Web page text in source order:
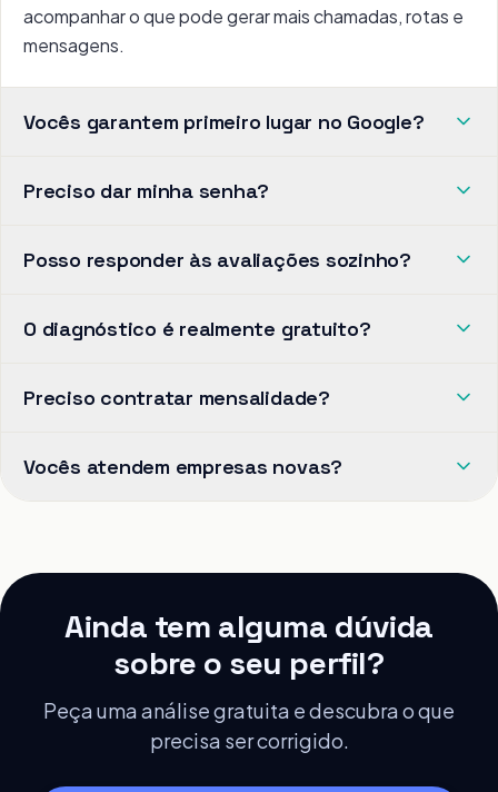
acompanhar o que pode gerar mais chamadas, rotas e
mensagens.
Vocês garantem primeiro lugar no Google?
Preciso dar minha senha?
Posso responder às avaliações sozinho?
O diagnóstico é realmente gratuito?
Preciso contratar mensalidade?
Vocês atendem empresas novas?
Ainda tem alguma dúvida
sobre o seu perfil?
Peça uma análise gratuita e descubra o que
precisa ser corrigido.